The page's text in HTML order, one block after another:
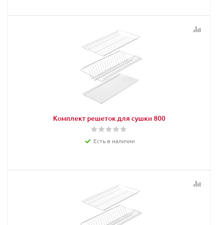
Комплект решеток для сушки 800
Есть в наличии